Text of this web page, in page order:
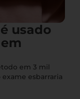
usado
em 3 mil
esbarraria